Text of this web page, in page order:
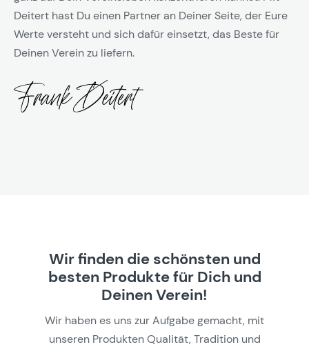
Deitert hast Du einen Partner an Deiner Seite, der Eure
Werte versteht und sich dafür einsetzt, das Beste für
Deinen Verein zu liefern.
Wir finden die schönsten und
besten Produkte für Dich und
Deinen Verein!
Wir haben es uns zur Aufgabe gemacht, mit
unseren Produkten Qualität, Tradition und